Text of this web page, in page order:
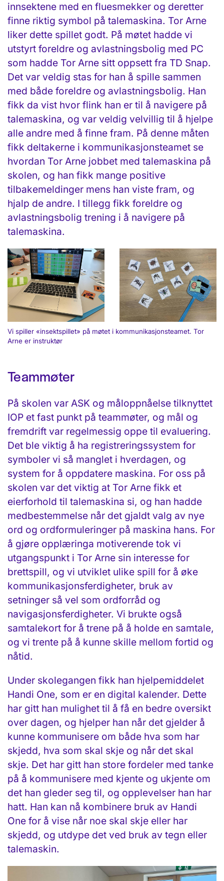
innsektene med en fluesmekker og deretter
finne riktig symbol på talemaskina. Tor Arne
liker dette spillet godt. På møtet hadde vi
utstyrt foreldre og avlastningsbolig med PC
som hadde Tor Arne sitt oppsett fra TD Snap.
Det var veldig stas for han å spille sammen
med både foreldre og avlastningsbolig. Han
fikk da vist hvor flink han er til å navigere på
talemaskina, og var veldig velvillig til å hjelpe
alle andre med å finne fram. På denne måten
fikk deltakerne i kommunikasjonsteamet se
hvordan Tor Arne jobbet med talemaskina på
skolen, og han fikk mange positive
tilbakemeldinger mens han viste fram, og
hjalp de andre. I tillegg fikk foreldre og
avlastningsbolig trening i å navigere på
talemaskina.
Vi spiller «insektspillet» på møtet i kommunikasjonsteamet. Tor
Arne er instruktør
Teammøter
På skolen var ASK og måloppnåelse tilknyttet
IOP et fast punkt på teammøter, og mål og
fremdrift var regelmessig oppe til evaluering.
Det ble viktig å ha registreringssystem for
symboler vi så manglet i hverdagen, og
system for å oppdatere maskina. For oss på
skolen var det viktig at Tor Arne fikk et
eierforhold til talemaskina si, og han hadde
medbestemmelse når det gjaldt valg av nye
ord og ordformuleringer på maskina hans. For
å gjøre opplæringa motiverende tok vi
utgangspunkt i Tor Arne sin interesse for
brettspill, og vi utviklet ulike spill for å øke
kommunikasjonsferdigheter, bruk av
setninger så vel som ordforråd og
navigasjonsferdigheter. Vi brukte også
samtalekort for å trene på å holde en samtale,
og vi trente på å kunne skille mellom fortid og
nåtid.
Under skolegangen fikk han hjelpemiddelet
Handi One, som er en digital kalender. Dette
har gitt han mulighet til å få en bedre oversikt
over dagen, og hjelper han når det gjelder å
kunne kommunisere om både hva som har
skjedd, hva som skal skje og når det skal
skje. Det har gitt han store fordeler med tanke
på å kommunisere med kjente og ukjente om
det han gleder seg til, og opplevelser han har
hatt. Han kan nå kombinere bruk av Handi
One for å vise når noe skal skje eller har
skjedd, og utdype det ved bruk av tegn eller
talemaskin.